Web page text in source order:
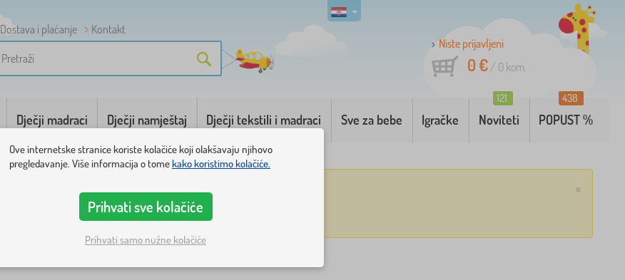
Dostava i plaćanje
Kontakt
Niste prijavljeni
0 €/ 0 kom.
Dječji madraci Dječji namještaj Dječji tekstili i madraci Sve za bebe Igračke Noviteti
121
POPUST %
438
×
Ove internetske stranice koriste kolačiće koji olakšavaju njihovo
pregledavanje. Više informacija o tomekako koristimo kolačiće.
Prihvati sve kolačiće
Prihvati samo nužne kolačiće